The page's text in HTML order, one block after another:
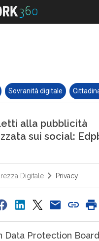
Sovranità digitale
alla pubblicità
sui social:
Digitale Privacy
Data Protection